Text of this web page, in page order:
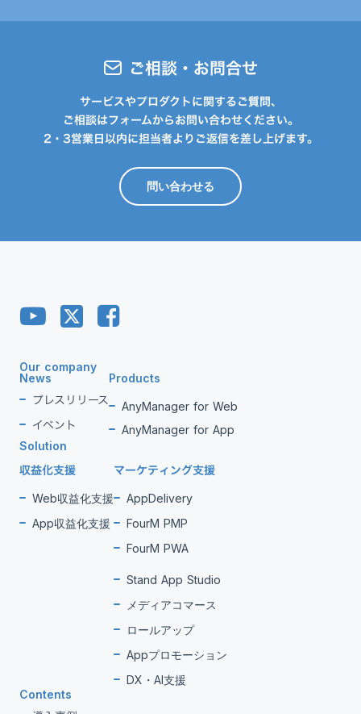
ご相談・お問合せ
サービスやプロダクトに関するご質問、
ご相談はフォームからお問い合わせください。
2・3営業日以内に担当者よりご返信を差し上げます。
問い合わせる
Our company
News
プレスリリース
イベント
Products
AnyManager for Web
AnyManager for App
Solution
収益化支援
Web収益化支援
App収益化支援
マーケティング支援
AppDelivery
FourM PMP
FourM PWA
Stand App Studio
メディアコマース
ロールアップ
Appプロモーション
DX・AI支援
Contents